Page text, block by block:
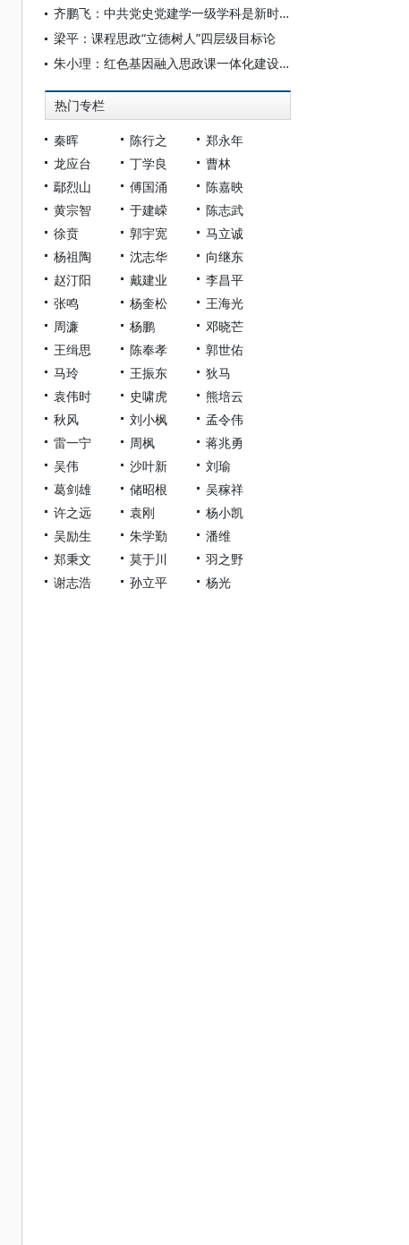
齐鹏飞：中共党史党建学一级学科是新时代思政课建设的重要学科支撑
梁平：课程思政“立德树人”四层级目标论
朱小理：红色基因融入思政课一体化建设的价值意蕴
热门专栏
秦晖 陈行之
郑永年
龙应台
丁学良
曹林
鄢烈山
傅国涌
陈嘉映
黄宗智
于建嵘
陈志武
徐贲
郭宇宽
马立诚
杨祖陶
沈志华
向继东
赵汀阳
戴建业
李昌平
张鸣
杨奎松
王海光
周濂
杨鹏
邓晓芒
王缉思
陈奉孝
郭世佑
马玲
王振东
狄马
袁伟时
史啸虎
熊培云
秋风
刘小枫
孟令伟
雷一宁
周枫
蒋兆勇
吴伟
沙叶新
刘瑜
葛剑雄
储昭根
吴稼祥
许之远
袁刚
杨小凯
吴励生
朱学勤
潘维
郑秉文
莫于川
羽之野
谢志浩
孙立平 杨光